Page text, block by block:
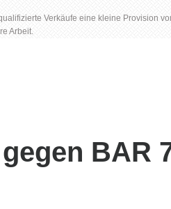
Verkäufe eine kleine Provision
Arbeit.
BAR